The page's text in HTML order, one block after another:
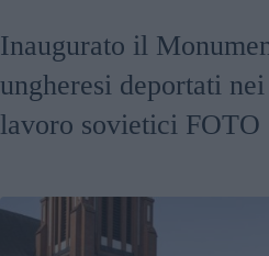
Inaugurato il
ungheresi deportati
lavoro sovietici FOTO